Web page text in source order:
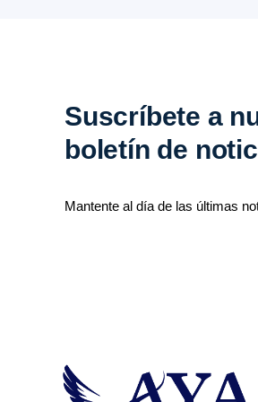
Suscríbete a
boletín de
Mantente al día de las últimas